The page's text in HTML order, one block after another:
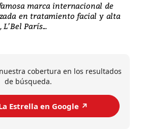
marca internacional de
en tratamiento facial y alta
París...
cobertura en los resultados
de búsqueda.
Estrella en Google ↗️